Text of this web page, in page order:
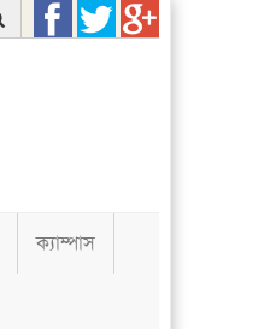
ক্যাম্পাস